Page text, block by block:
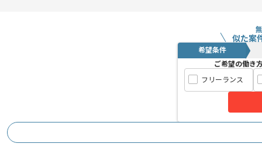
似た案
希望条件
ご希望の働き
フリーランス